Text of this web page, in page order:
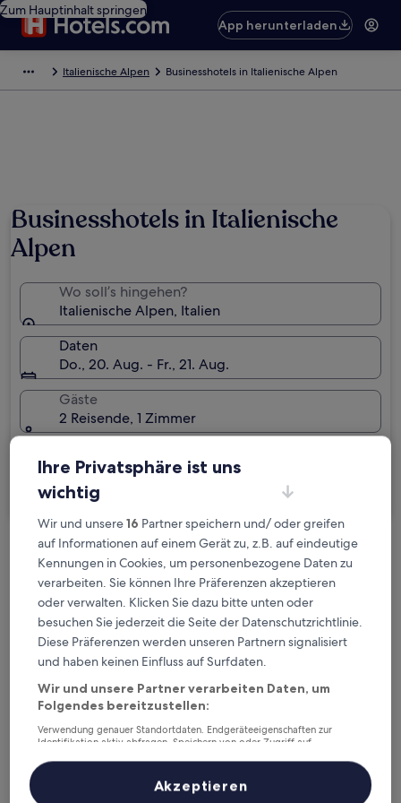
Zum Hauptinhalt springen
App herunterladen
Italienische Alpen Businesshotels in Italienische Alpen
Businesshotels in Italienische
Alpen
Wo soll’s hingehen?
Italienische Alpen, Italien
Daten
Do., 20. Aug. - Fr., 21. Aug.
Gäste
2 Reisende, 1 Zimmer
Kostenlose Stornierung bei
Planänderungen
Verdiene Prämien für jede
wahrgenommene Übernachtung
Mehr sparen mit Preisen für Mitglieder
Überprüfe die Preise für diese Daten
Ihre Privatsphäre ist uns
wichtig
Wir und unsere16 Partner speichern und/ oder greifen
auf Informationen auf einem Gerät zu, z.B. auf eindeutige
Kennungen in Cookies, um personenbezogene Daten zu
verarbeiten. Sie können Ihre Präferenzen akzeptieren
oder verwalten. Klicken Sie dazu bitte unten oder
besuchen Sie jederzeit die Seite der Datenschutzrichtlinie.
Diese Präferenzen werden unseren Partnern signalisiert
und haben keinen Einfluss auf Surfdaten.
Wir und unsere Partner verarbeiten Daten, um
Folgendes bereitzustellen:
Verwendung genauer Standortdaten. Endgeräteeigenschaften zur
Identifikation aktiv abfragen. Speichern von oder Zugriff auf
Inhalte, Messung von Werbeleistung und der Performance von Inhalten,
Zielgruppenforschung sowie Entwicklung und Verbesserung von
Akzeptieren